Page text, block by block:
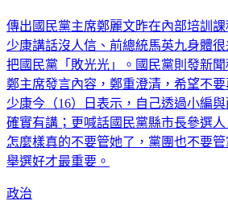
傳出國民黨主席鄭麗文昨在內部培訓
少康講話沒人信、前總統馬英九身體
把國民黨「敗光光」。國民黨則發新
鄭主席發言內容，鄭重澄清，希望不
少康今（16）日表示，自己透過小編
確實有講；更喊話國民黨縣市長參選
怎麼樣真的不要管她了，黨團也不要
舉選好才最重要。
政治